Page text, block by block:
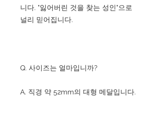
니다. "잃어버린 것을 찾는 성인"으로
널리 믿어집니다.
Q. 사이즈는 얼마입니까?
A. 직경 약 52mm의 대형 메달입니다.